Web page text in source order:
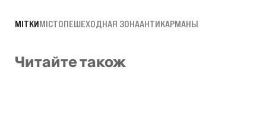
МІТКИМІСТОПЕШЕХОДНАЯ ЗОНААНТИКАРМАНЫ
Читайте також